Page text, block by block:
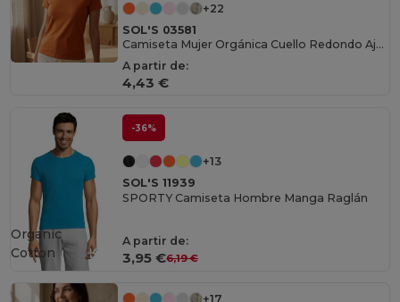
+22
SOL'S 03581
Camiseta Mujer Orgánica Cuello Redondo Ajustada
A partir de:
4,43 €
-36%
+13
SOL'S 11939
SPORTY Camiseta Hombre Manga Raglán
A partir de:
3,95 €6,19 €
Organic
Cotton
+17